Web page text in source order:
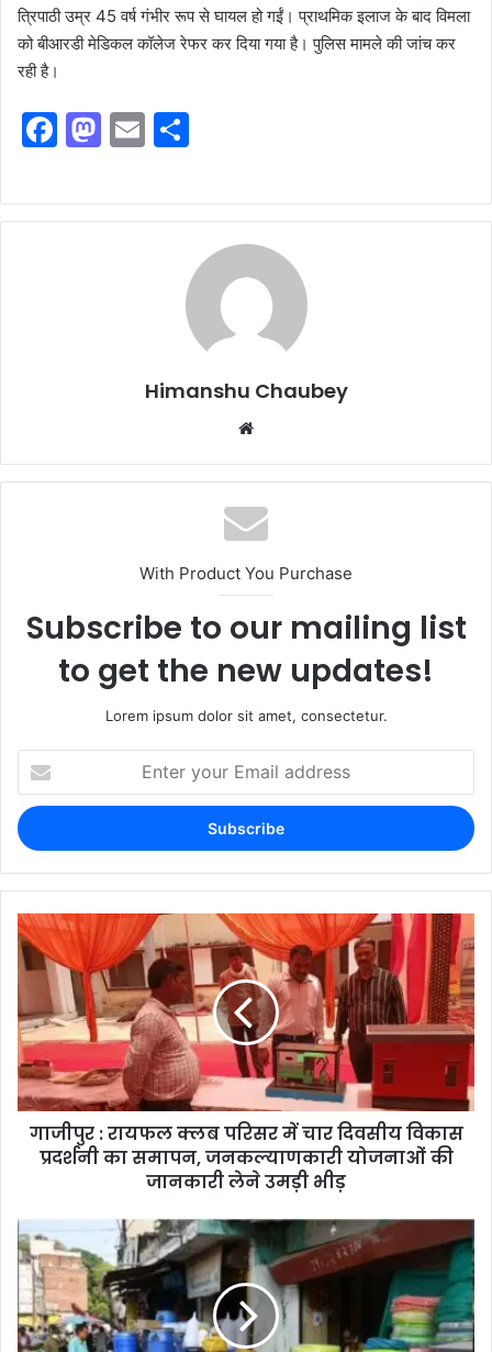
त्रिपाठी उम्र 45 वर्ष गंभीर रूप से घायल हो गईं। प्राथमिक इलाज के बाद विमला
को बीआरडी मेडिकल कॉलेज रेफर कर दिया गया है। पुलिस मामले की जांच कर
रही है।
F
c
e
M
st
o
E
ai
l
ar
e
Himanshu Chaubey
With Product You Purchase
Subscribe to our mailing list
to get the new updates!
Lorem ipsum dolor sit amet, consectetur.
गाजीपुर : रायफल क्लब परिसर में चार दिवसीय विकास
प्रदर्शनी का समापन, जनकल्याणकारी योजनाओं की
जानकारी लेने उमड़ी भीड़